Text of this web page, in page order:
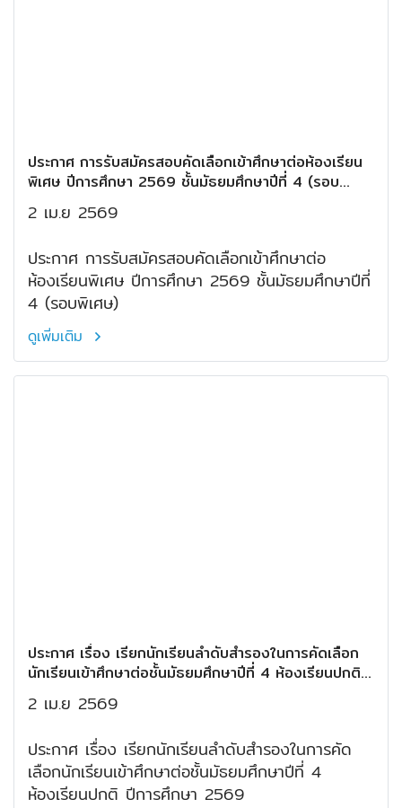
ประกาศ การรับสมัครสอบคัดเลือกเข้าศึกษาต่อห้องเรียน
พิเศษ ปีการศึกษา 2569 ชั้นมัธยมศึกษาปีที่ 4 (รอบ
พิเศษ)
2 เม.ย 2569
ประกาศ การรับสมัครสอบคัดเลือกเข้าศึกษาต่อ
ห้องเรียนพิเศษ ปีการศึกษา 2569 ชั้นมัธยมศึกษาปีที่
4 (รอบพิเศษ)
ดูเพิ่มเติม
ประกาศ เรื่อง เรียกนักเรียนลำดับสำรองในการคัดเลือก
นักเรียนเข้าศึกษาต่อชั้นมัธยมศึกษาปีที่ 4 ห้องเรียนปกติ
2 เม.ย 2569
ประกาศ เรื่อง เรียกนักเรียนลำดับสำรองในการคัด
เลือกนักเรียนเข้าศึกษาต่อชั้นมัธยมศึกษาปีที่ 4
ห้องเรียนปกติ ปีการศึกษา 2569